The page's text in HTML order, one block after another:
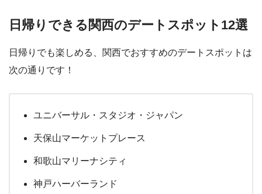
日帰りできる関西のデートスポット12選
日帰りでも楽しめる、関西でおすすめのデートスポットは
次の通りです！
ユニバーサル・スタジオ・ジャパン
天保山マーケットプレース
和歌山マリーナシティ
神戸ハーバーランド